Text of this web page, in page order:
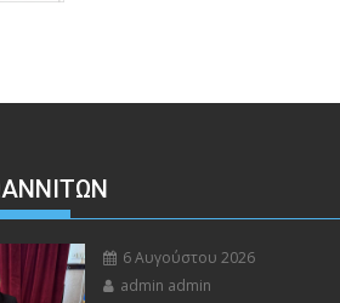
6 Αυγούστου 2026
admin admin